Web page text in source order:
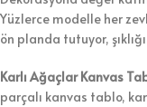
Yüzlerce modelle her
ön planda tutuyor,
Karlı Ağaçlar Kanvas
parçalı kanvas tablo,